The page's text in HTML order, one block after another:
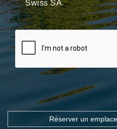
Swiss SA.